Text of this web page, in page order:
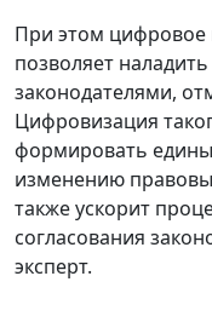
При этом цифровое
позволяет
законодателями,
Цифровизация
формировать
изменению
также ускорит
согласования
эксперт.